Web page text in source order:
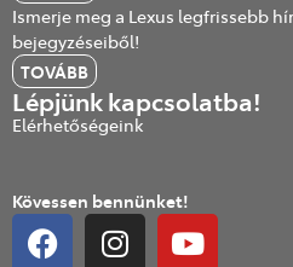
Ismerje meg a Lexus legfrissebb
bejegyzéseiből!
TOVÁBB
Lépjünk kapcsolatba!
Elérhetőségeink
Kövessen bennünket!